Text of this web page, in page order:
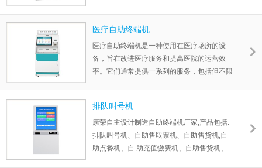
乘客提供实时准确的车辆到站预报、多媒体视
频播放、实时视频监控、乘客反馈建议和多种
信息发布服务。
医疗自助终端机
医疗自助终端机是一种使用在医疗场所的设
备，旨在改进医疗服务和提高医院的运营效
率。它们通常提供一系列的服务，包括但不限
康荣电子是自主设计制造自助终端机的设备服
务商。
排队叫号机
康荣自主设计制造自助终端机厂家,产品包括:
排队叫号机、自助售取票机、自助售货机,自
助点餐机、自 助充值缴费机、自助售货机、